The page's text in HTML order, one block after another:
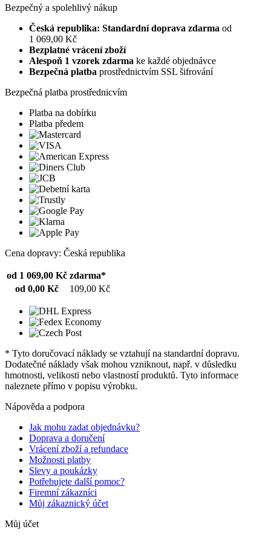
Bezpečný a spolehlivý nákup
Česká republika: Standardní doprava zdarma od
1 069,00 Kč
Bezplatné vrácení zboží
Alespoň 1 vzorek zdarma ke každé objednávce
Bezpečná platba prostřednictvím SSL šifrování
Bezpečná platba prostřednicvím
Platba na dobírku
Platba předem
Cena dopravy: Česká republika
od 1 069,00 Kč zdarma*
od 0,00 Kč
109,00 Kč
* Tyto doručovací náklady se vztahují na standardní dopravu.
Dodatečné náklady však mohou vzniknout, např. v důsledku
hmotnosti, velikosti nebo vlastností produktů. Tyto informace
naleznete přímo v popisu výrobku.
Nápověda a podpora
Jak mohu zadat objednávku?
Doprava a doručení
Vrácení zboží a refundace
Možnosti platby
Slevy a poukázky
Potřebujete další pomoc?
Firemní zákazníci
Můj zákaznický účet
Můj účet